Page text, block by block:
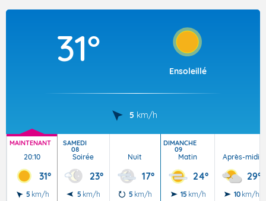
Articles
31°
Ensoleillé
5 km/h
MAINTENANT
20:10
31°
5 km/h
SAMEDI
08
Soirée
23°
5 km/h
Nuit
17°
5 km/h
DIMANCHE
09
Matin
24°
15 km/h
Après-midi
29°
10 km/h